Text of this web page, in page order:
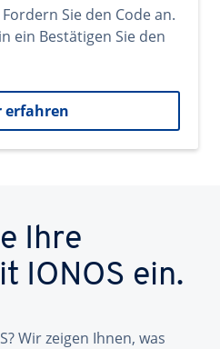
Sie den Code an.
ein Bestätigen Sie den
erfahren
Ihre
IONOS ein.
Wir zeigen Ihnen, was